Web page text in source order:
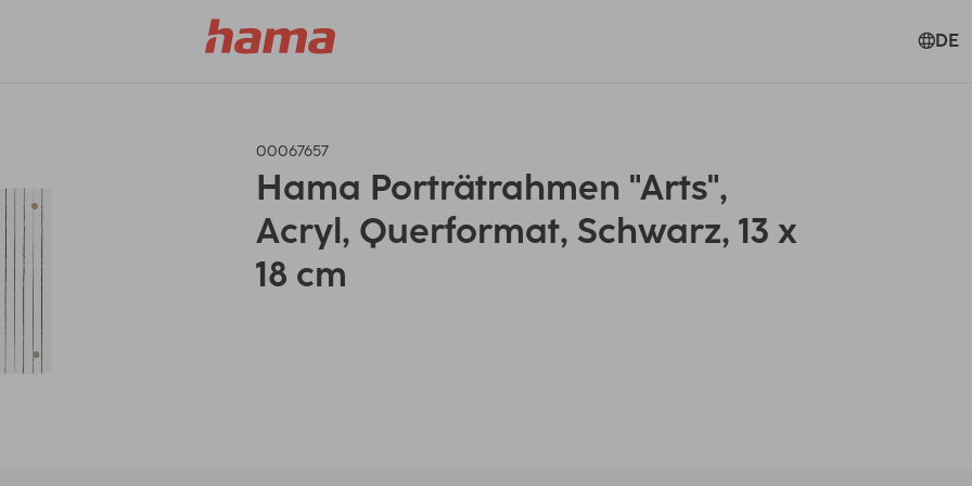
DE
00067657
Hama Porträtrahmen "Arts",
Acryl, Querformat, Schwarz, 13 x
18 cm